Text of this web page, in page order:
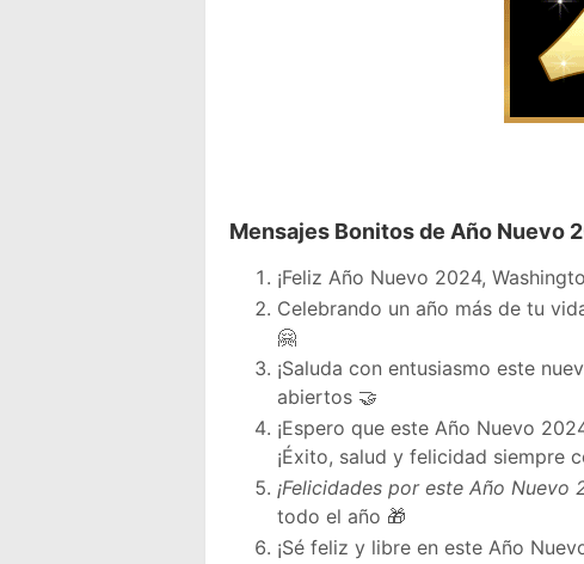
Mensajes Bonitos de Año Nuevo
¡Feliz Año Nuevo 2024,
Celebrando un año más de tu
🤗
¡Saluda con entusiasmo este
abiertos 🤝
¡Espero que este Año Nuevo
¡Éxito, salud y felicidad siempre
¡Felicidades por este Año Nuevo
todo el año 🎁
¡Sé feliz y libre en este Año